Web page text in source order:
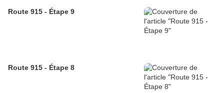
Route 915 - Étape 9
Route 915 - Étape 8